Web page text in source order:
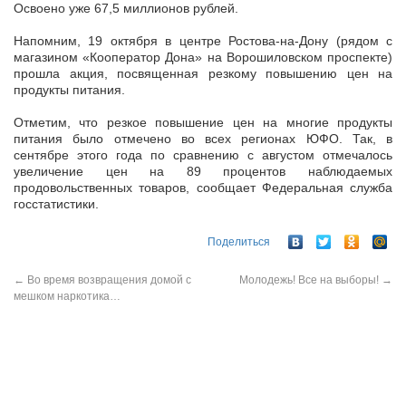
Освоено уже 67,5 миллионов рублей.
Напомним, 19 октября в центре Ростова-на-Дону (рядом с
магазином «Кооператор Дона» на Ворошиловском проспекте)
прошла акция, посвященная резкому повышению цен на
продукты питания.
Отметим, что резкое повышение цен на многие продукты
питания было отмечено во всех регионах ЮФО. Так, в
сентябре этого года по сравнению с августом отмечалось
увеличение цен на 89 процентов наблюдаемых
продовольственных товаров, сообщает Федеральная служба
госстатистики.
Поделиться
← Во время возвращения домой с
мешком наркотика…
Молодежь! Все на выборы! →